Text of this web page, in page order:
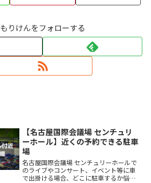
もりけんをフォローする
【名古屋国際会議場 センチュリ
ーホール】近くの予約できる駐車
場
名古屋国際会議場 センチュリーホールで
のライブやコンサート、イベント等に車
で出掛ける場合、どこに駐車するか悩み